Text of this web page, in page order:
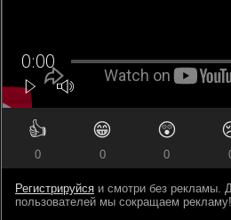
👍
0
😁
0
😲
0
Регистрируйся и смотри без рекламы.
пользователей мы сокращаем